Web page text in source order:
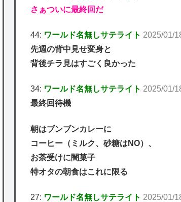
さぁついに最終回だ
44: ワールド名無しサテライト 2025/01/
先週の背中見せ変身と
背後チラ見はすごく良かった
34: ワールド名無しサテライト 2025/01/
最終回待機
朝はブンブンカレーに
コーヒー（ミルク、砂糖はNO）、
お茶受けに闇菓子
特オタの朝食はこれに限る
27: ワールド名無しサテライト 2025/01/